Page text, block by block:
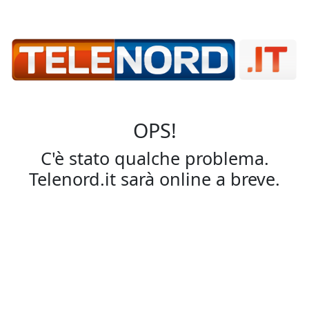
OPS!
C'è stato qualche problema.
Telenord.it sarà online a breve.